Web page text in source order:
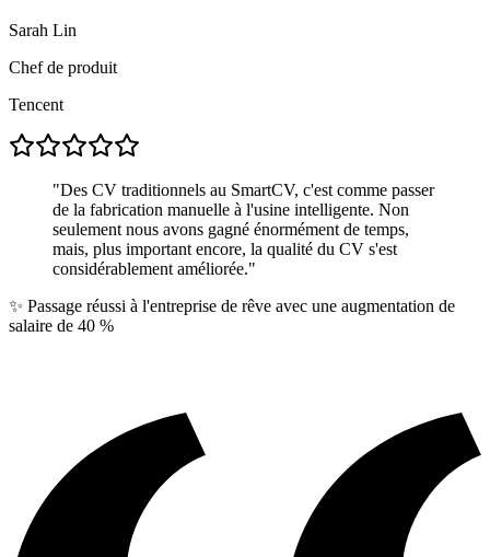
Sarah Lin
Chef de produit
Tencent
"Des CV traditionnels au SmartCV, c'est comme passer
de la fabrication manuelle à l'usine intelligente. Non
seulement nous avons gagné énormément de temps,
mais, plus important encore, la qualité du CV s'est
considérablement améliorée."
✨ Passage réussi à l'entreprise de rêve avec une augmentation de
salaire de 40 %